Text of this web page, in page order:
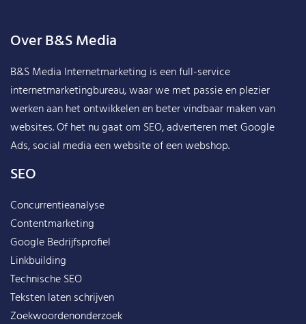
Over B&S Media
B&S Media Internetmarketing is een full-service
internetmarketingbureau, waar we met passie en plezier
werken aan het ontwikkelen en beter vindbaar maken van
websites. Of het nu gaat om SEO, adverteren met Google
Ads, social media een website of een webshop.
SEO
Concurrentieanalyse
Contentmarketing
Google Bedrijfsprofiel
Linkbuilding
Technische SEO
Teksten laten schrijven
Zoekwoordenonderzoek